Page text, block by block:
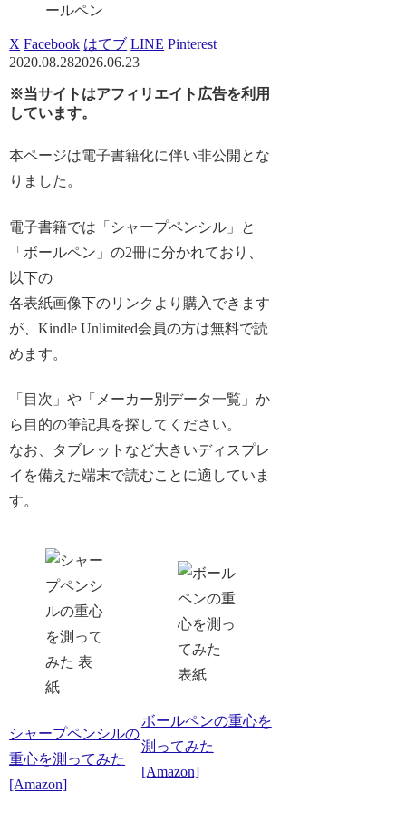
ールペン
X Facebook はてブ LINE Pinterest
2020.08.282026.06.23
※当サイトはアフィリエイト広告を利用
しています。
本ページは電子書籍化に伴い非公開とな
りました。
電子書籍では「シャープペンシル」と
「ボールペン」の2冊に分かれており、
以下の
各表紙画像下のリンクより購入できます
が、Kindle Unlimited会員の方は無料で読
めます。
「目次」や「メーカー別データ一覧」か
ら目的の筆記具を探してください。
なお、タブレットなど大きいディスプレ
イを備えた端末で読むことに適していま
す。
シャープペンシルの
重心を測ってみた
[Amazon]
ボールペンの重心を
測ってみた
[Amazon]